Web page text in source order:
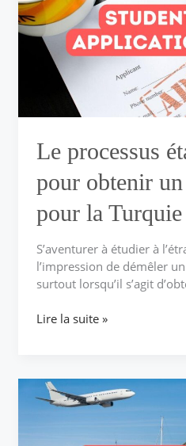
Le processus
pour obtenir
pour la Turquie
S’aventurer à étudier à
l’impression de démêler
surtout lorsqu’il s’agit
étape
pour
obtenir
étudiant
pour
Turquie
Lire la suite »
Pays
sans